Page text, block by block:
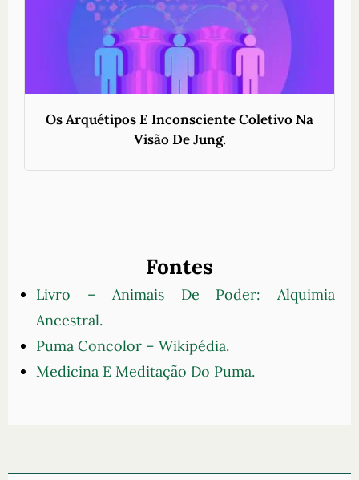
Os Arquétipos E Inconsciente Coletivo Na
Visão De Jung.
Fontes
Livro – Animais De Poder: Alquimia
Ancestral.
Puma Concolor – Wikipédia.
Medicina E Meditação Do Puma.